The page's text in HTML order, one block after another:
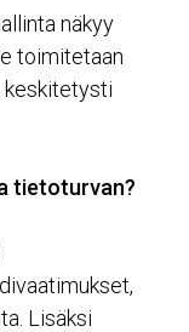
näkyy
toimitetaan
keskitetysti
tietoturvan?
Lisäksi